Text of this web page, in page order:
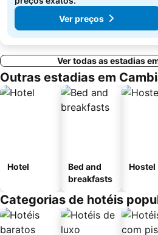
Ver preços
Ver todas as estadias
Outras estadias em
Hotel
Bed and
breakfasts
Hostel
Categorias de hotéis